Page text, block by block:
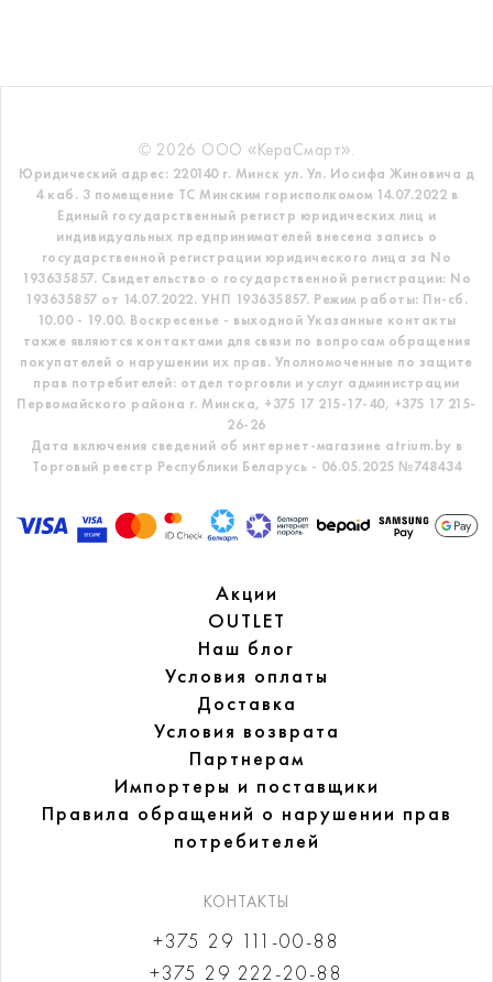
© 2026 ООО «КераСмарт».
Юридический адрес: 220140 г. Минск ул. Ул. Иосифа Жиновича д
4 каб. 3 помещение ТС Минским горисполкомом 14.07.2022 в
Единый государственный регистр юридических лиц и
индивидуальных предпринимателей внесена запись о
государственной регистрации юридического лица за No
193635857. Свидетельство о государственной регистрации: No
193635857 от 14.07.2022. УНП 193635857. Режим работы: Пн-сб.
10.00 - 19.00. Воскресенье - выходной Указанные контакты
также являются контактами для связи по вопросам обращения
покупателей о нарушении их прав. Уполномоченные по защите
прав потребителей: отдел торговли и услуг администрации
Первомайского района г. Минска, +375 17 215-17-40, +375 17 215-
26-26
Дата включения сведений об интернет-магазине atrium.by в
Торговый реестр Республики Беларусь - 06.05.2025 №748434
Акции
OUTLET
Наш блог
Условия оплаты
Доставка
Условия возврата
Партнерам
Импортеры и поставщики
Правила обращений о нарушении прав
потребителей
КОНТАКТЫ
+375 29 111-00-88
+375 29 222-20-88